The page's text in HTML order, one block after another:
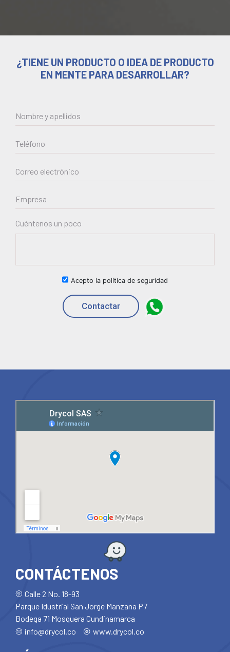
¿TIENE UN PRODUCTO O IDEA DE PRODUCTO
EN MENTE PARA DESARROLLAR?
Cuéntenos un poco
Acepto la política de seguridad
CONTÁCTENOS
Calle 2 No. 18-93
Parque Idustrial San Jorge Manzana P7
Bodega 71 Mosquera Cundinamarca
info@drycol.co
www.drycol.co